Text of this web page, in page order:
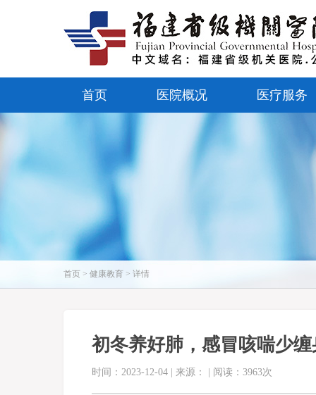
首页 医院概况 医疗服务
首页 > 健康教育 > 详情
初冬养好肺，感冒咳喘少
时间：2023-12-04 | 来源： | 阅读：3963次